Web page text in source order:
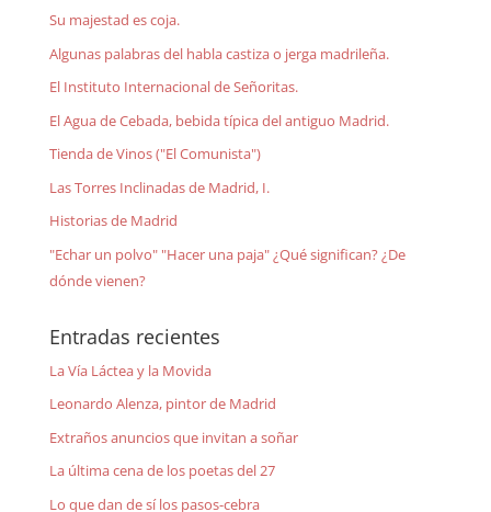
Su majestad es coja.
Algunas palabras del habla castiza o jerga madrileña.
El Instituto Internacional de Señoritas.
El Agua de Cebada, bebida típica del antiguo Madrid.
Tienda de Vinos ("El Comunista")
Las Torres Inclinadas de Madrid, I.
Historias de Madrid
"Echar un polvo" "Hacer una paja" ¿Qué significan? ¿De
dónde vienen?
Entradas recientes
La Vía Láctea y la Movida
Leonardo Alenza, pintor de Madrid
Extraños anuncios que invitan a soñar
La última cena de los poetas del 27
Lo que dan de sí los pasos-cebra